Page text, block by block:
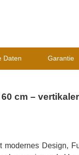
Daten Garantie
cm –
Design,